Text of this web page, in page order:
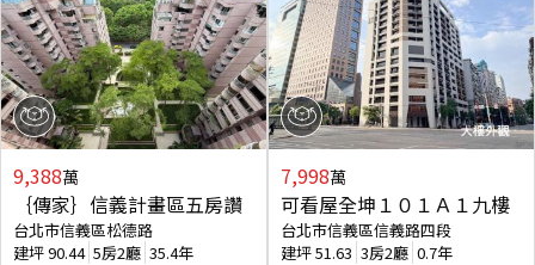
9,388萬
｛傳家｝信義計畫區五房讚
台北市信義區松德路
建坪90.44 5房2廳 35.4年
7,998萬
可看屋全坤１０１Ａ１九樓
台北市信義區信義路四段
建坪51.63 3房2廳 0.7年